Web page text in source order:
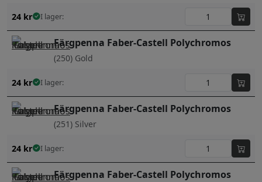
24 kr I lager:
Färgpenna Faber-Castell Polychromos
(250) Gold
24 kr I lager:
Färgpenna Faber-Castell Polychromos
(251) Silver
24 kr I lager:
Färgpenna Faber-Castell Polychromos